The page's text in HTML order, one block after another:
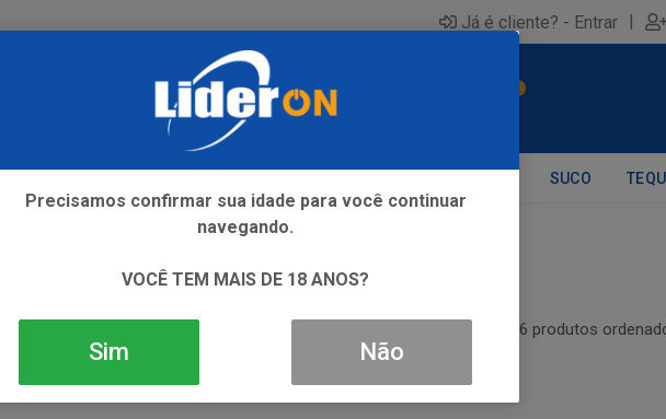
Já é cliente? - Entrar |
SUCO
26 produtos
Precisamos confirmar sua idade para você continuar
navegando.
VOCÊ TEM MAIS DE 18 ANOS?
Sim Não